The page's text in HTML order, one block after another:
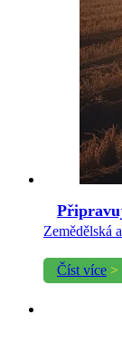
Zemědělská
Číst více >